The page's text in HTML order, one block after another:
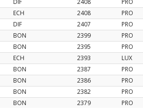
DIF 2408
PRO
ECH 2408
PRO
DIF 2407
PRO
BON 2399
PRO
BON 2395
PRO
ECH 2393
LUX
BON 2387
PRO
BON 2386
PRO
BON 2382
PRO
BON 2379
PRO